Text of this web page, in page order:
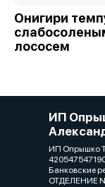
Онигири
лососем
ИП
ИП Опрышко
Банковские
ОТДЕЛЕНИЕ